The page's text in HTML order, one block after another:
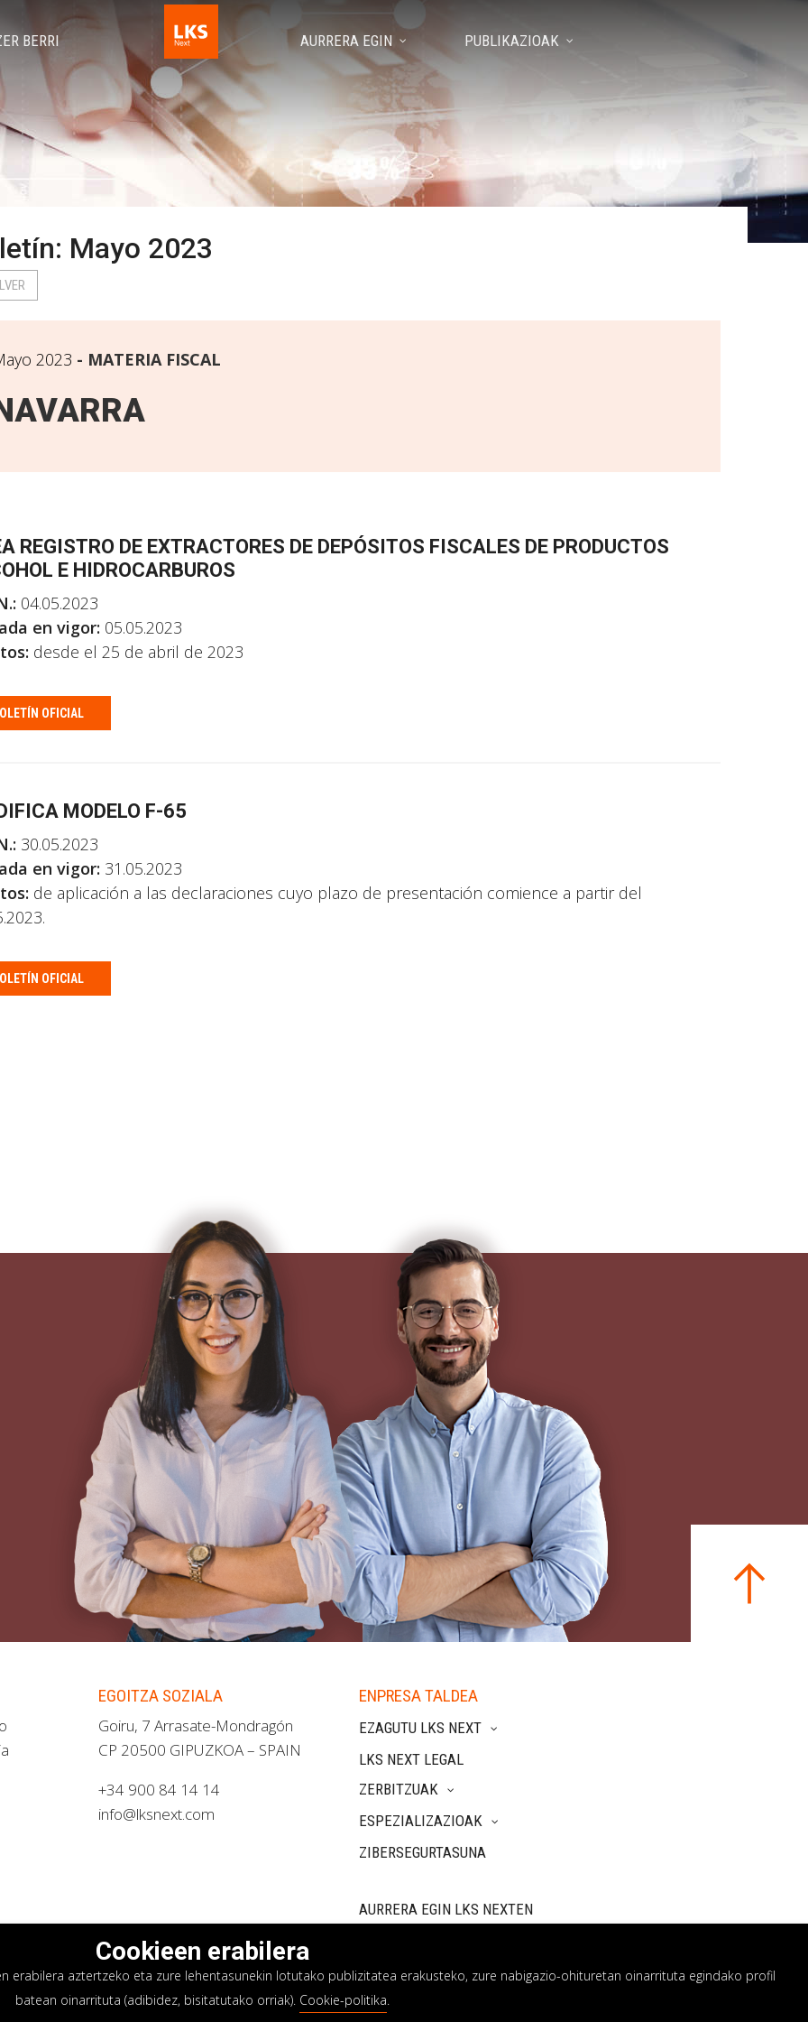
BERRI AURRERA EGIN PUBLIKAZIOAK
Mayo 2023
2023 MATERIA FISCAL
REGISTRO DE EXTRACTORES DE DEPÓSITOS FISCALES DE PRODUCTOS
E HIDROCARBUROS
04.05.2023
en vigor: 05.05.2023
desde el 25 de abril de 2023
OFICIAL
MODELO F-65
30.05.2023
en vigor: 31.05.2023
de aplicación a las declaraciones cuyo plazo de presentación comience a partir del
OFICIAL
EGOITZA SOZIALA
Goiru, 7 Arrasate-Mondragón
CP 20500 GIPUZKOA – SPAIN
+34 900 84 14 14
info@lksnext.com
ENPRESA TALDEA
EZAGUTU LKS NEXT
LKS NEXT LEGAL
ZERBITZUAK
ESPEZIALIZAZIOAK
ZIBERSEGURTASUNA
AURRERA EGIN LKS NEXTEN
politika Cookieen politika Barne informazio sistema
Cookieen erabilera
erabilera aztertzeko eta zure lehentasunekin lotutako publizitatea erakusteko, zure nabigazio-ohituretan oinarrituta egindako profil
batean oinarrituta (adibidez, bisitatutako orriak). Cookie-politika.